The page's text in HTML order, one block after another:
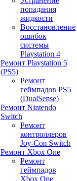
попадания
жидкости
Восстановление
ошибок
системы
Playstation 4
Ремонт Playstation 5
(PS5)
Ремонт
геймпадов PS5
(DualSense)
Ремонт Nintendo
Switch
Ремонт
контроллеров
Joy-Con Switch
Ремонт Xbox One
Ремонт
геймпадов
Xbox One